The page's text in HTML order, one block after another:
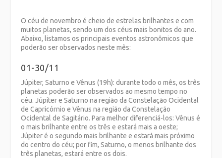
O céu de novembro é cheio de estrelas brilhantes e com
muitos planetas, sendo um dos céus mais bonitos do ano.
Abaixo, listamos os principais eventos astronômicos que
poderão ser observados neste mês:
01-30/11
Júpiter, Saturno e Vênus (19h): durante todo o mês, os três
planetas poderão ser observados ao mesmo tempo no
céu. Júpiter e Saturno na região da Constelação Ocidental
de Capricórnio e Vênus na região da Constelação
Ocidental de Sagitário. Para melhor diferenciá-los: Vênus é
o mais brilhante entre os três e estará mais a oeste;
Júpiter é o segundo mais brilhante e estará mais próximo
do centro do céu; por fim, Saturno, o menos brilhante dos
três planetas, estará entre os dois.